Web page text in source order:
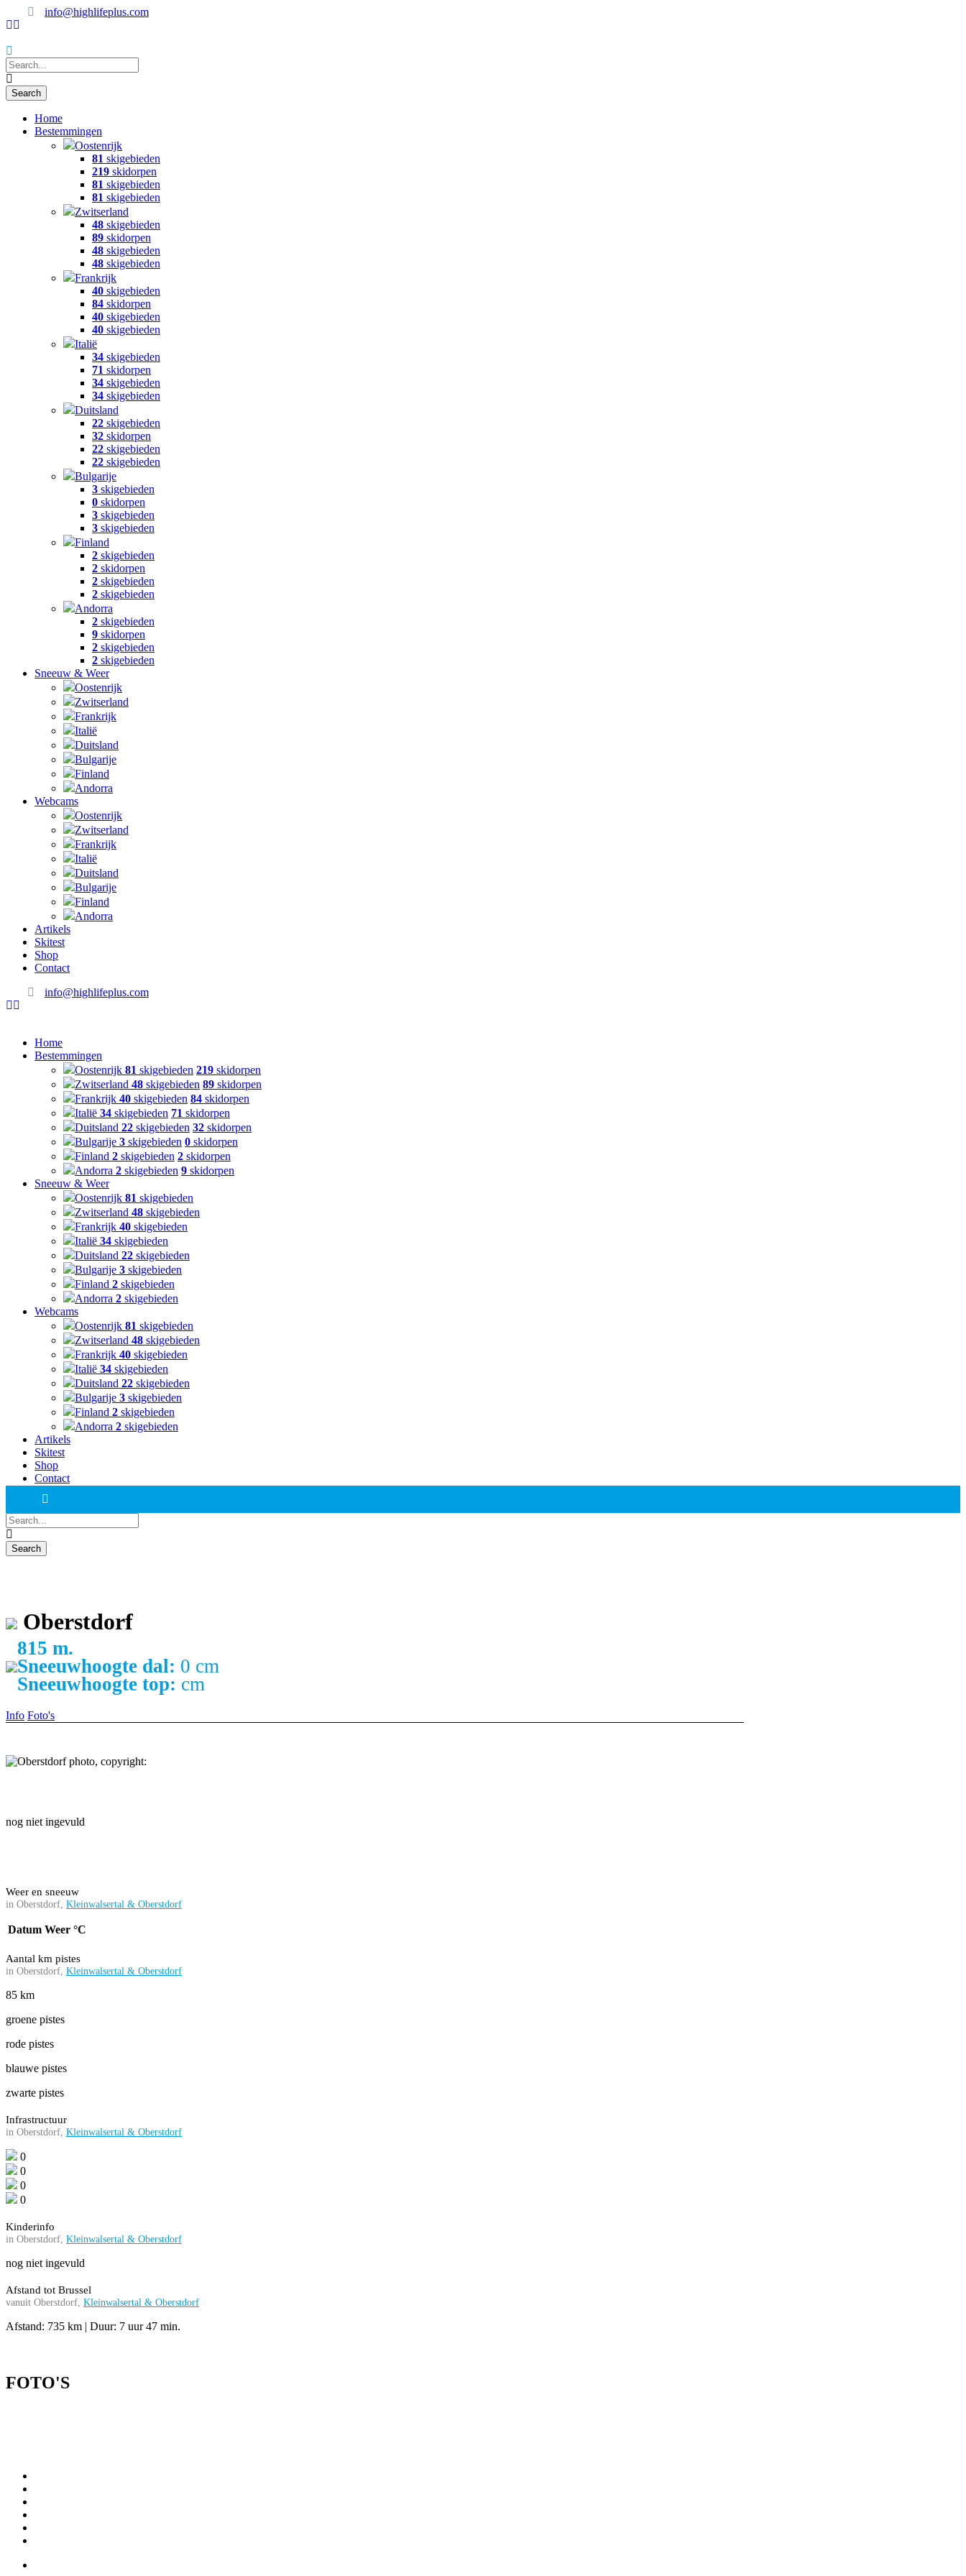
info@highlifeplus.com
Home
Bestemmingen
Oostenrijk
81 skigebieden
219 skidorpen
81 skigebieden
81 skigebieden
Zwitserland
48 skigebieden
89 skidorpen
48 skigebieden
48 skigebieden
Frankrijk
40 skigebieden
84 skidorpen
40 skigebieden
40 skigebieden
Italië
34 skigebieden
71 skidorpen
34 skigebieden
34 skigebieden
Duitsland
22 skigebieden
32 skidorpen
22 skigebieden
22 skigebieden
Bulgarije
3 skigebieden
0 skidorpen
3 skigebieden
3 skigebieden
Finland
2 skigebieden
2 skidorpen
2 skigebieden
2 skigebieden
Andorra
2 skigebieden
9 skidorpen
2 skigebieden
2 skigebieden
Sneeuw & Weer
Oostenrijk
Zwitserland
Frankrijk
Italië
Duitsland
Bulgarije
Finland
Andorra
Webcams
Oostenrijk
Zwitserland
Frankrijk
Italië
Duitsland
Bulgarije
Finland
Andorra
Artikels
Skitest
Shop
Contact
info@highlifeplus.com
Home
Bestemmingen
Oostenrijk 81 skigebieden 219 skidorpen
Zwitserland 48 skigebieden 89 skidorpen
Frankrijk 40 skigebieden 84 skidorpen
Italië 34 skigebieden 71 skidorpen
Duitsland 22 skigebieden 32 skidorpen
Bulgarije 3 skigebieden 0 skidorpen
Finland 2 skigebieden 2 skidorpen
Andorra 2 skigebieden 9 skidorpen
Sneeuw & Weer
Oostenrijk 81 skigebieden
Zwitserland 48 skigebieden
Frankrijk 40 skigebieden
Italië 34 skigebieden
Duitsland 22 skigebieden
Bulgarije 3 skigebieden
Finland 2 skigebieden
Andorra 2 skigebieden
Webcams
Oostenrijk 81 skigebieden
Zwitserland 48 skigebieden
Frankrijk 40 skigebieden
Italië 34 skigebieden
Duitsland 22 skigebieden
Bulgarije 3 skigebieden
Finland 2 skigebieden
Andorra 2 skigebieden
Artikels
Skitest
Shop
Contact
Oberstdorf
815 m.
Sneeuwhoogte dal: 0 cm
Sneeuwhoogte top: cm
Info Foto's
nog niet ingevuld
Weer en sneeuw
in Oberstdorf, Kleinwalsertal & Oberstdorf
Datum Weer °C
Aantal km pistes
in Oberstdorf, Kleinwalsertal & Oberstdorf
85 km
groene pistes
rode pistes
blauwe pistes
zwarte pistes
Infrastructuur
in Oberstdorf, Kleinwalsertal & Oberstdorf
0
0
0
0
Kinderinfo
in Oberstdorf, Kleinwalsertal & Oberstdorf
nog niet ingevuld
Afstand tot Brussel
vanuit Oberstdorf, Kleinwalsertal & Oberstdorf
Afstand: 735 km | Duur: 7 uur 47 min.
FOTO'S